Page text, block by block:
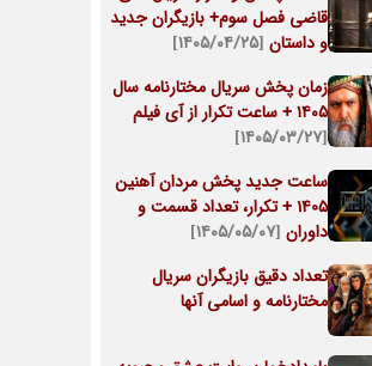
قاضی فصل سوم+ بازیگران جدید
و داستان [۱۴۰۵/۰۴/۲۵]
زمان پخش سریال مختارنامه سال
۱۴۰۵ + ساعت تکرار از آی فیلم
[۱۴۰۵/۰۳/۲۷]
ساعت جدید پخش مردان آهنین
1405 + تکرار، تعداد قسمت و
داوران [۱۴۰۵/۰۵/۰۷]
تعداد دقیق بازیگران سریال
مختارنامه و اسامی آنها